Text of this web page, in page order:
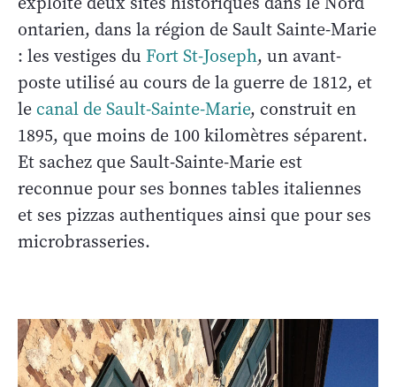
ontarien, dans la région de Sault Sainte-Marie
: les vestiges du Fort St-Joseph, un avant-
poste utilisé au cours de la guerre de 1812, et
le canal de Sault-Sainte-Marie, construit en
1895, que moins de 100 kilomètres séparent.
Et sachez que Sault-Sainte-Marie est
reconnue pour ses bonnes tables italiennes
et ses pizzas authentiques ainsi que pour ses
microbrasseries.